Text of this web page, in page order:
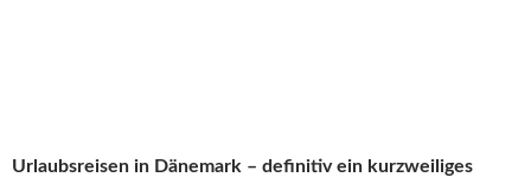
Urlaubsreisen in Dänemark – definitiv ein kurzweiliges